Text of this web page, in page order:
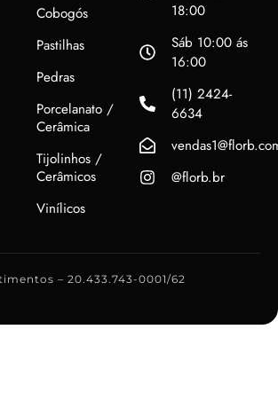
Cobogós
Pastilhas
Pedras
Porcelanato /
Cerâmica
Tijolinhos /
Cerâmicos
Vinílicos
18:00
Sáb 10:00 ás
16:00
(11) 2424-
6634
@florb.br
– 20.433.743-0001/62